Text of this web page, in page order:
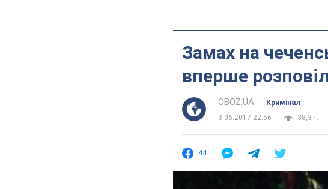
Замах на
вперше
OBOZ.UA
Кримінал
3.06.2017 22:56
38,3 т.
44